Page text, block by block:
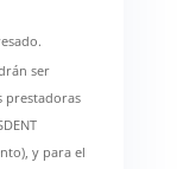
ser
prestadoras
y para el